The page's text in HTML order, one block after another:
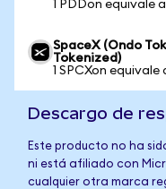
1 PDDon equivale
SpaceX (Ondo
Tokenized)
1 SPCXon
Descargo de
Este producto no ha
ni está afiliado con
cualquier otra marca